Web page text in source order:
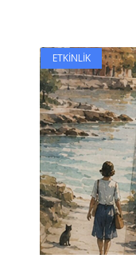
ETKINLIK